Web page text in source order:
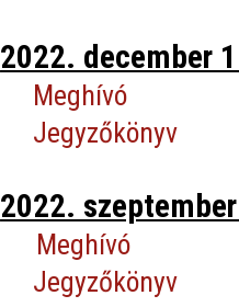
2022. december
Meghívó
Jegyzőkönyv
2022.
Meghívó
Jegyzőkönyv